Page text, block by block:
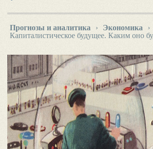
Прогнозы и аналитика › Экономика
›
Капиталистическое будущее. Каким оно